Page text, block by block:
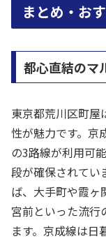
まとめ・お
都心直結のマ
東京都荒川区町屋
性が魅力です。京
の3路線が利用可
段が確保されてい
ば、大手町や霞ヶ
宮前といった流行
ます。京成線は日